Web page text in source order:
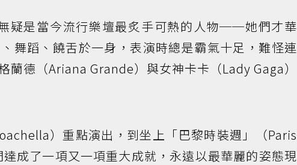
疑是當今流行樂壇最炙手可熱的人物──她們才華
舞蹈、饒舌於一身，表演時總是霸氣十足，難怪連
蘭德（Ariana Grande）與女神卡卡（Lady Gaga）
）重點演出，到坐上「巴黎時裝週」（Paris
成了一項又一項重大成就，永遠以最華麗的姿態現